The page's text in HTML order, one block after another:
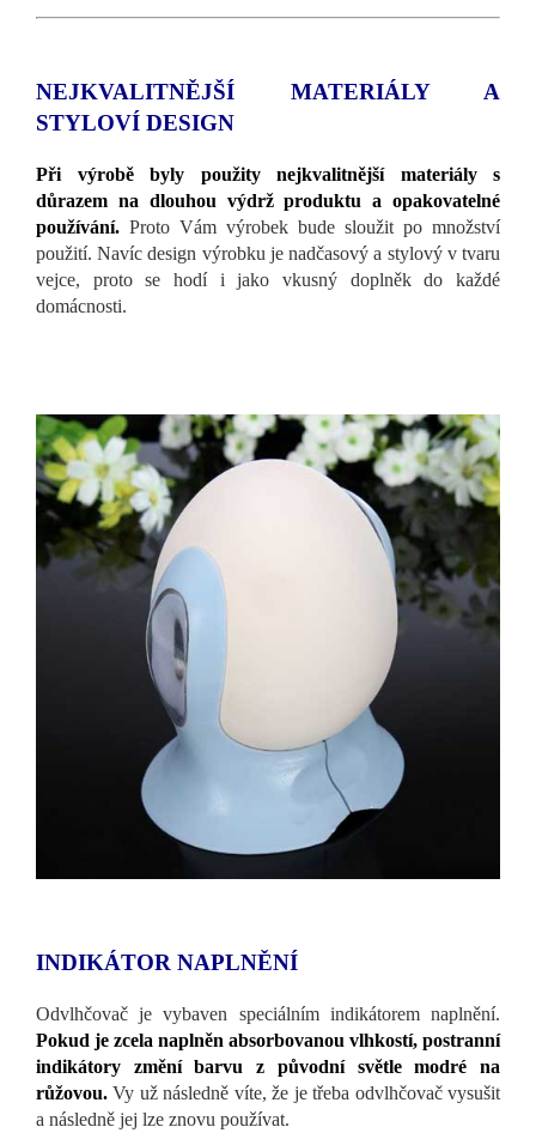
NEJKVALITNĚJŠÍ MATERIÁLY A
STYLOVÍ DESIGN
Při výrobě byly použity nejkvalitnější materiály s
důrazem na dlouhou výdrž produktu a opakovatelné
používání. Proto Vám výrobek bude sloužit po množství
použití. Navíc design výrobku je nadčasový a stylový v tvaru
vejce, proto se hodí i jako vkusný doplněk do každé
domácnosti.
INDIKÁTOR NAPLNĚNÍ
Odvlhčovač je vybaven speciálním indikátorem naplnění.
Pokud je zcela naplněn absorbovanou vlhkostí, postranní
indikátory změní barvu z původní světle modré na
růžovou. Vy už následně víte, že je třeba odvlhčovač vysušit
a následně jej lze znovu používat.